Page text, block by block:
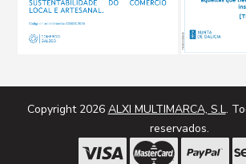
Copyright 2026 ALXI MULTIMARCA, S.L.
reservados.